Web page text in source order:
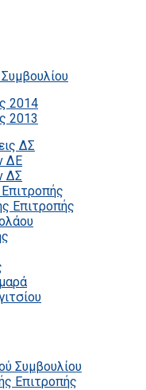
2014
2013
ΔΣ
ΔΕ
ΔΣ
Επιτροπής
Συμβουλίου
Επιτροπής